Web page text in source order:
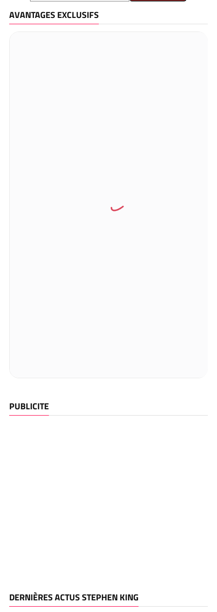
AVANTAGES EXCLUSIFS
PUBLICITE
DERNIÈRES ACTUS STEPHEN KING